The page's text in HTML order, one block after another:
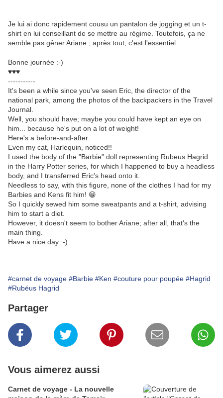
Je lui ai donc rapidement cousu un pantalon de jogging et un t-
shirt en lui conseillant de se mettre au régime. Toutefois, ça ne
semble pas gêner Ariane ; après tout, c'est l'essentiel.
Bonne journée :-)
♥♥♥
-----------
It's been a while since you've seen Eric, the director of the
national park, among the photos of the backpackers in the Travel
Journal.
Well, you should have; maybe you could have kept an eye on
him... because he's put on a lot of weight!
Here's a before-and-after.
Even my cat, Harlequin, noticed!!
I used the body of the "Barbie" doll representing Rubeus Hagrid
in the Harry Potter series, for which I happened to buy a headless
body, and I transferred Eric's head onto it.
Needless to say, with this figure, none of the clothes I had for my
Barbies and Kens fit him! 😁
So I quickly sewed him some sweatpants and a t-shirt, advising
him to start a diet.
However, it doesn't seem to bother Ariane; after all, that's the
main thing.
Have a nice day :-)
#carnet de voyage #Barbie #Ken #couture pour poupée #Hagrid
#Rubéus Hagrid
Partager
Vous aimerez aussi
Carnet de voyage - La nouvelle